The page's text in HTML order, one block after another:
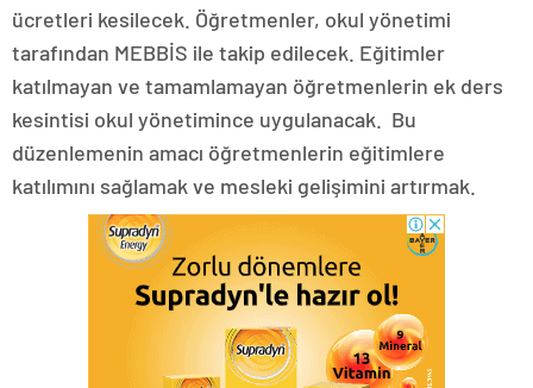
ücretleri kesilecek. Öğretmenler, okul yönetimi
tarafından MEBBİS ile takip edilecek. Eğitimler
katılmayan ve tamamlamayan öğretmenlerin ek ders
kesintisi okul yönetimince uygulanacak. Bu
düzenlemenin amacı öğretmenlerin eğitimlere
katılımını sağlamak ve mesleki gelişimini artırmak.